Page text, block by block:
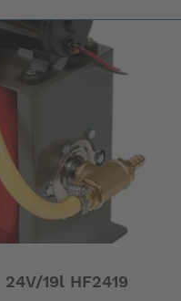
19l HF2419